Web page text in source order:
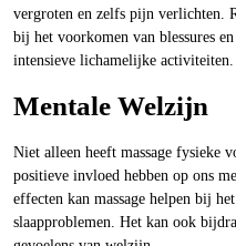
vergroten en zelfs pijn verlichten.
bij het voorkomen van blessures
intensieve lichamelijke activiteiten.
Mentale Welzijn
Niet alleen heeft massage fysieke
positieve invloed hebben op ons
effecten kan massage helpen bij
slaapproblemen. Het kan ook